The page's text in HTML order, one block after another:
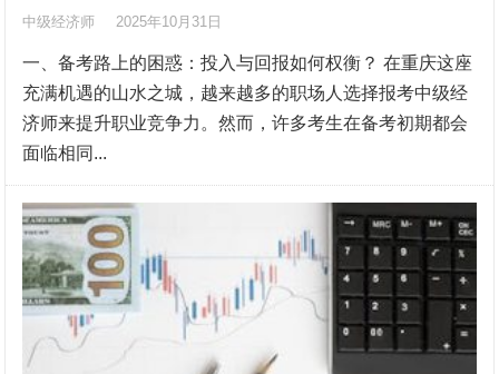
中级经济师 2025年10月31日
一、备考路上的困惑：投入与回报如何权衡？ 在重庆这座
充满机遇的山水之城，越来越多的职场人选择报考中级经
济师来提升职业竞争力。然而，许多考生在备考初期都会
面临相同...